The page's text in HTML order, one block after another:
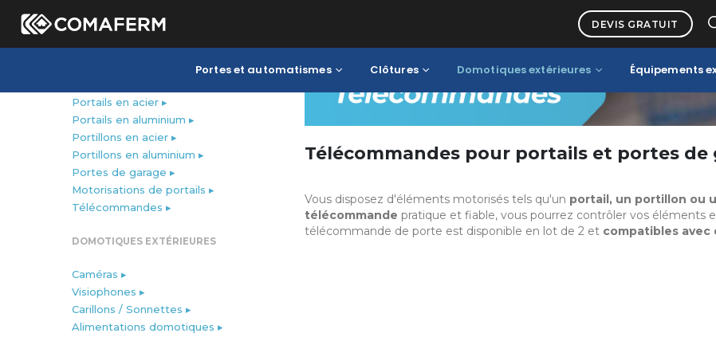
DEVIS GRATUIT
Portes et automatismes Clôtures Domotiques extérieures Équipements
Télécommandes
Télécommandes pour portails et portes de
Vous disposez d'éléments motorisés tels qu'un portail, un portillon ou
télécommande pratique et fiable, vous pourrez contrôler vos éléments
télécommande de porte est disponible en lot de 2 et compatibles avec
PORTES ET AUTOMATISMES
Portails en acier ▸
Portails en aluminium ▸
Portillons en acier ▸
Portillons en aluminium ▸
Portes de garage ▸
Motorisations de portails ▸
Télécommandes ▸
DOMOTIQUES EXTÉRIEURES
Caméras ▸
Visiophones ▸
Carillons / Sonnettes ▸
Alimentations domotiques ▸